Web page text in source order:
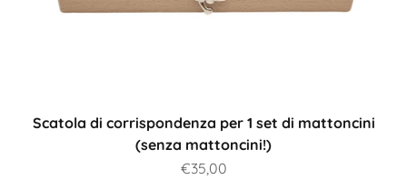
Scatola di corrispondenza per 1 set di mattoncini
(senza mattoncini!)
Prezzo scontato
€35,00